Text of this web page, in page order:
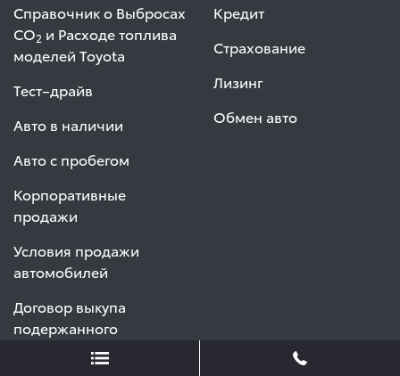
Справочник о Выбросах
СО2 и Расходе топлива
моделей Toyota
Тест–драйв
Авто в наличии
Авто с пробегом
Корпоративные
продажи
Условия продажи
автомобилей
Договор выкупа
подержанного
автомобиля (ФЛ)
Кредит
Страхование
Лизинг
Обмен авто